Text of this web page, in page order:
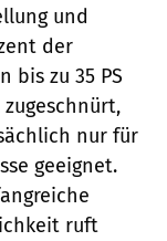
und
der
bis zu 35 PS
nur für
geeignet.
ruft